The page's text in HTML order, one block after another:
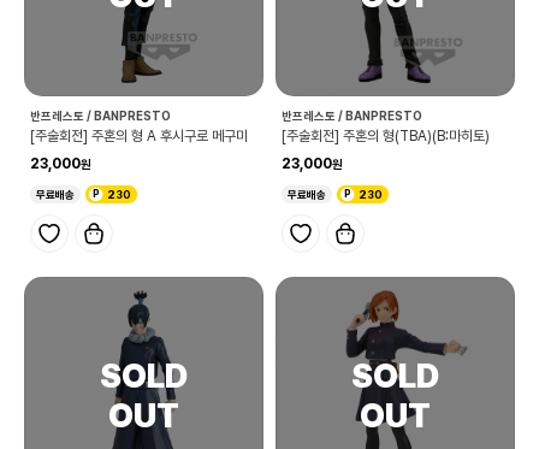
반프레스토 / BANPRESTO
[주술회전] 주혼의 형 A 후시구로 메구미
23,000
무료배송 230
반프레스토 / BANPRESTO
[주술회전] 주혼의 형(TBA)(B:마히토)
23,000
무료배송 230